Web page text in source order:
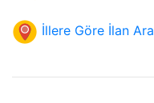
İllere Göre İlan Ara